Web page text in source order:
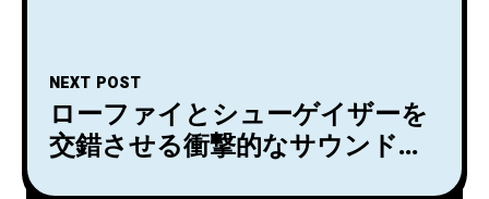
NEXT POST
ローファイとシューゲイザーを
交錯させる衝撃的なサウンドで